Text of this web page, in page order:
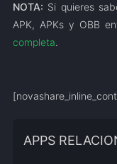
NOTA: Si quieres
APK, APKs y OBB
completa.
APPS